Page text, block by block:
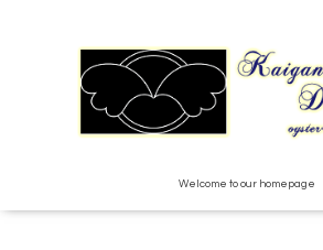
Welcome to our homepage